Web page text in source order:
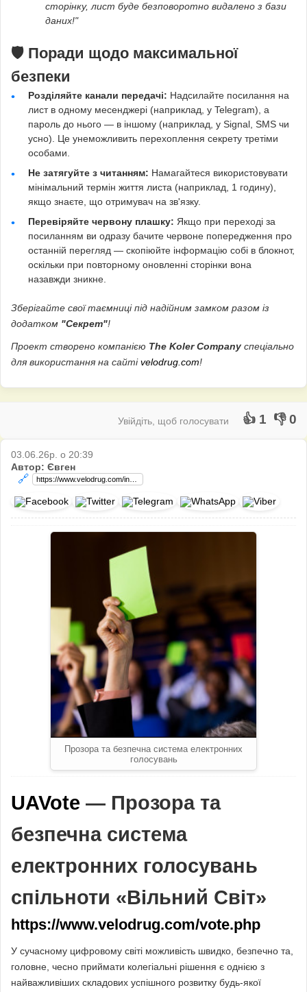
сторінку, лист буде безповоротно видалено з бази
даних!"
🛡️ Поради щодо максимальної
безпеки
Розділяйте канали передачі: Надсилайте посилання на
лист в одному месенджері (наприклад, у Telegram), а
пароль до нього — в іншому (наприклад, у Signal, SMS чи
усно). Це унеможливить перехоплення секрету третіми
особами.
Не затягуйте з читанням: Намагайтеся використовувати
мінімальний термін життя листа (наприклад, 1 годину),
якщо знаєте, що отримувач на зв'язку.
Перевіряйте червону плашку: Якщо при переході за
посиланням ви одразу бачите червоне попередження про
останній перегляд — скопіюйте інформацію собі в блокнот,
оскільки при повторному оновленні сторінки вона
назавжди зникне.
Зберігайте свої таємниці під надійним замком разом із
додатком "Секрет"!
Проект створено компанією The Koler Company спеціально
для використання на сайтіvelodrug.com!
Увійдіть, щоб голосувати 👍 1 👎 0
03.06.26р. о 20:39
Автор: Євген
🔗
Прозора та безпечна система електронних
голосувань
UAVote — Прозора та
безпечна система
електронних голосувань
спільноти «Вільний Світ»
https://www.velodrug.com/vote.php
У сучасному цифровому світі можливість швидко, безпечно та,
головне, чесно приймати колегіальні рішення є однією з
найважливіших складових успішного розвитку будь-якої